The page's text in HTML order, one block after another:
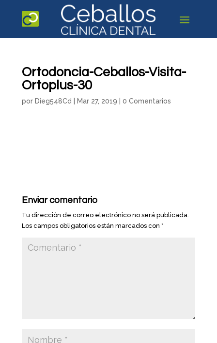
Ortodoncia-Ceballos-Visita-
Ortoplus-30
por Dieg548Cd Mar 27, 2019 0 Comentarios
Enviar comentario
Tu dirección de correo electrónico no será publicada.
Los campos obligatorios están marcados con *